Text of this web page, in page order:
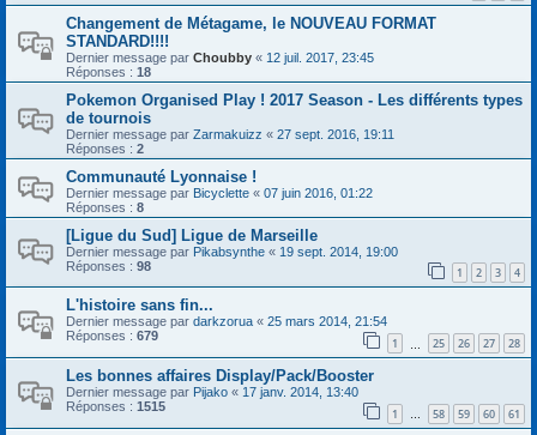
Changement de Métagame, le NOUVEAU FORMAT
STANDARD!!!!
Dernier message par Choubby « 12 juil. 2017, 23:45
Réponses : 18
Pokemon Organised Play ! 2017 Season - Les différents types
de tournois
Dernier message par Zarmakuizz « 27 sept. 2016, 19:11
Réponses : 2
Communauté Lyonnaise !
Dernier message par Bicyclette « 07 juin 2016, 01:22
Réponses : 8
[Ligue du Sud] Ligue de Marseille
Dernier message par Pikabsynthe « 19 sept. 2014, 19:00
Réponses : 98 1 2 3 4
L'histoire sans fin...
Dernier message par darkzorua « 25 mars 2014, 21:54
Réponses : 679 1 25 26 27 28
Les bonnes affaires Display/Pack/Booster
Dernier message par Pijako « 17 janv. 2014, 13:40
Réponses : 1515 1 … 58 59 60 61